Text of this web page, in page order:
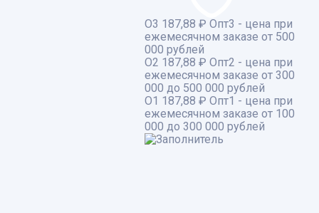
О3 187,88 ₽ Опт3 - цена при
ежемесячном заказе от 500
000 рублей
О2 187,88 ₽ Опт2 - цена при
ежемесячном заказе от 300
000 до 500 000 рублей
О1 187,88 ₽ Опт1 - цена при
ежемесячном заказе от 100
000 до 300 000 рублей